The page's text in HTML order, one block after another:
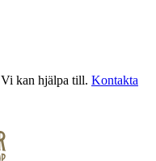
kan hjälpa till. Kontakta